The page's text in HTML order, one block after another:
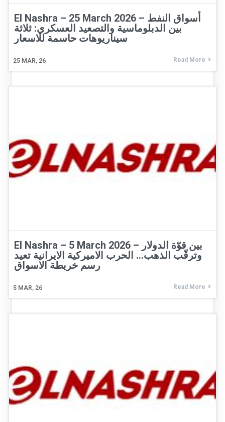
El Nashra – 25 March 2026 – أسواق النفط
بين الدبلوماسية والتصعيد العسكري: ثلاثة
سيناريوهات حاسمة للاسعار
25 MAR, 26 Read More
El Nashra – 5 March 2026 – بين قوّة الدولار
وترقّب الذهب… الحرب الاميركية الايرانية تعيد
رسم خريطة الاسواق
5 MAR, 26 Read More